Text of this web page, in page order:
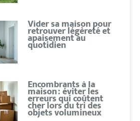
Vider sa maison pour
retrouver légèreté et
apaisement au
quotidien
Encombrants à la
maison : éviter les
erreurs qui coûtent
cher lors du tri des
objets volumineux